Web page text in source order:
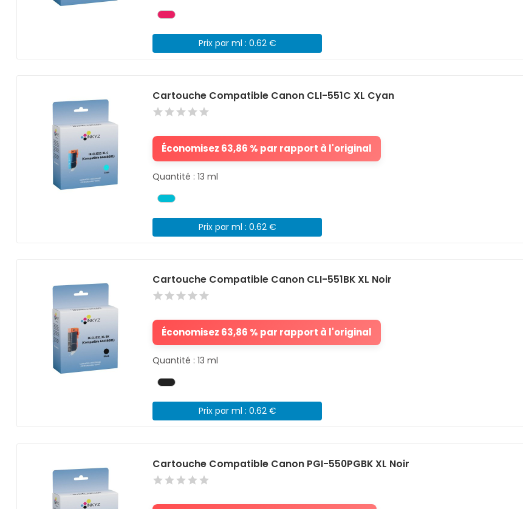
Prix par ml : 0.62 €
Cartouche Compatible Canon CLI-551C XL Cyan
Économisez 63,86 % par rapport à l'original
Quantité : 13 ml
Prix par ml : 0.62 €
Cartouche Compatible Canon CLI-551BK XL Noir
Économisez 63,86 % par rapport à l'original
Quantité : 13 ml
Prix par ml : 0.62 €
Cartouche Compatible Canon PGI-550PGBK XL Noir